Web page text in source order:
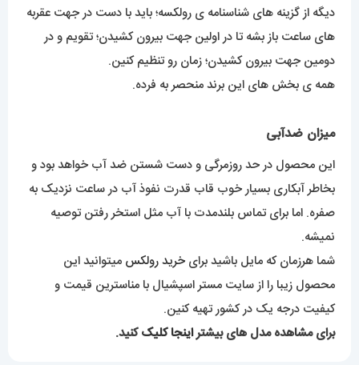
دیگه از گزینه های شناسنامه ی رولکسه؛ باید با دست در جهت عقربه
های ساعت باز بشه تا در اولین جهت بیرون کشیدن؛ تقویم و در
دومین جهت بیرون کشیدن؛ زمان رو تنظیم کنین.
همه ی بخش های این برند منحصر به فرده.
میزان ضدآبی
این محصول در حد روزمرگی و دست شستن ضد آب خواهد بود و
بخاطر آبکاری بسیار خوب قاب قدرت نفوذ آب در ساعت نزدیک به
صفره. اما برای تماس بلندمدت با آب مثل استخر رفتن توصیه
نمیشه.
شما هرزمان که مایل باشید برای خرید رولکس میتوانید این
محصول زیبا را از سایت مستر اسپشیال با مناسترین قیمت و
کیفیت درجه یک در کشور تهیه کنین.
برای مشاهده مدل های بیشتراینجا کلیککنید.